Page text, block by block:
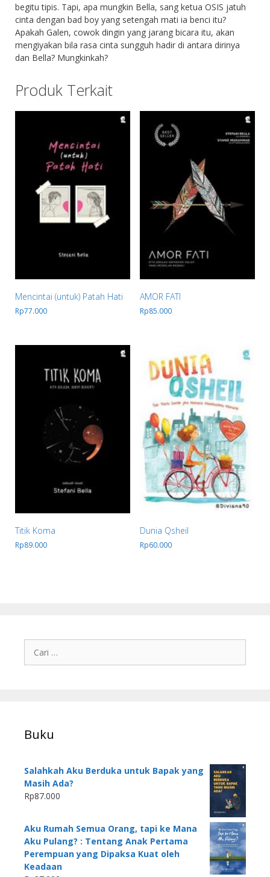
begitu tipis. Tapi, apa mungkin Bella, sang ketua OSIS jatuh
cinta dengan bad boy yang setengah mati ia benci itu?
Apakah Galen, cowok dingin yang jarang bicara itu, akan
mengiyakan bila rasa cinta sungguh hadir di antara dirinya
dan Bella? Mungkinkah?
Produk Terkait
Mencintai (untuk) Patah Hati
Rp77.000
AMOR FATI
Rp85.000
Titik Koma
Rp89.000
Dunia Qsheil
Rp60.000
Buku
Salahkah Aku Berduka untuk Bapak yang
Masih Ada?
Rp87.000
Aku Rumah Semua Orang, tapi ke Mana
Aku Pulang? : Tentang Anak Pertama
Perempuan yang Dipaksa Kuat oleh
Keadaan